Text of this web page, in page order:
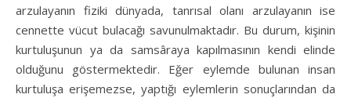
arzulayanın fiziki dünyada, tanrısal olanı arzulayanın ise
cennette vücut bulacağı savunulmaktadır. Bu durum, kişinin
kurtuluşunun ya da samsâraya kapılmasının kendi elinde
olduğunu göstermektedir. Eğer eylemde bulunan insan
kurtuluşa erişemezse, yaptığı eylemlerin sonuçlarından da